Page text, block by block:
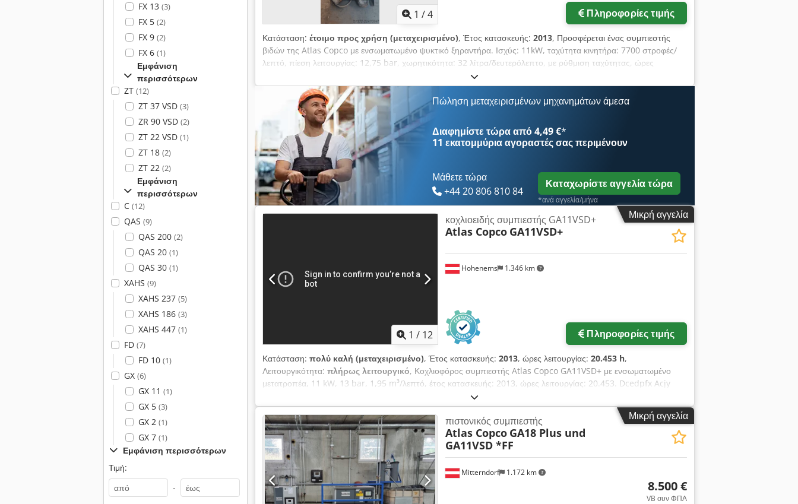
FX 13 (3)
FX 5 (2)
FX 9 (2)
FX 6 (1)
Εμφάνιση
περισσότερων
ZT (12)
ZT 37 VSD (3)
ZR 90 VSD (2)
ZT 22 VSD (1)
ZT 18 (2)
ZT 22 (2)
Εμφάνιση
περισσότερων
C (12)
QAS (9)
QAS 200 (2)
QAS 20 (1)
QAS 30 (1)
XAHS (9)
XAHS 237 (5)
XAHS 186 (3)
XAHS 447 (1)
FD (7)
FD 10 (1)
GX (6)
GX 11 (1)
GX 5 (3)
GX 2 (1)
GX 7 (1)
Εμφάνιση περισσότερων
Τιμή:
-
1 /4 Πληροφορίες τιμής
Κατάσταση: έτοιμο προς χρήση (μεταχειρισμένο), Έτος κατασκευής: 2013, Προσφέρεται ένας συμπιεστής
βιδών της Atlas Copco με ενσωματωμένο ψυκτικό ξηραντήρα. Ισχύς: 11kW, ταχύτητα κινητήρα: 7700 στροφές/
λεπτό, πίεση λειτουργίας: 12,75 bar, χωρητικότητα: 32 λίτρα/δευτερόλεπτο, με ρύθμιση ταχύτητας, ώρες
λειτουργίας: 9035 ώρες, βάρος: 271 κιλά. Είναι δυνατή η επιτόπια επιθεώρηση. Dcodpfjzq Ec Nsx Acgok
Πώληση μεταχειρισμένων μηχανημάτων άμεσα
Διαφημίστε τώρα από 4,49 €*
11 εκατομμύρια αγοραστέςσας περιμένουν
Μάθετε τώρα
+44 20 806 810 84
Καταχωρίστε αγγελία τώρα
*ανά αγγελία/μήνα
Μικρή αγγελία
1 / 12
Hohenems 1.346 km
κοχλιοειδής συμπιεστής GA11VSD+
Atlas Copco GA11VSD+
Πληροφορίες τιμής
Κατάσταση: πολύ καλή (μεταχειρισμένο), Έτος κατασκευής: 2013, ώρες λειτουργίας: 20.453 h,
Λειτουργικότητα: πλήρως λειτουργικό, Κοχλιοφόρος συμπιεστής Atlas Copco GA11VSD+ με ενσωματωμένο
μετατροπέα, 11 kW, 13 bar, 1,95 m³/λεπτό, έτος κατασκευής: 2013, ώρες λειτουργίας: 20.453. Dcedpfx Acjy
Μικρή αγγελία
Mitterndorf 1.172 km
πιστονικός συμπιεστής
Atlas Copco GA18 Plus und
GA11VSD *FF
8.500 €
VB συν ΦΠΑ